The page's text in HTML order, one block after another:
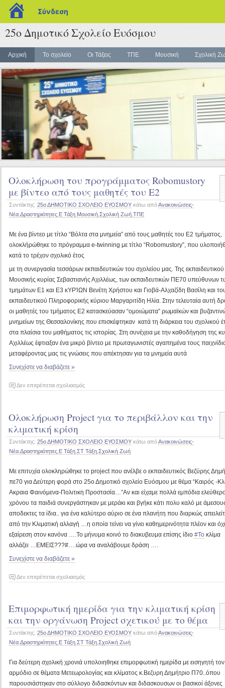
blogs.sch.gr
Σύνδεση
25ο Δημοτικό Σχολείο Ευόσμου
Αρχική Το σχολείο Οι Τάξεις ΤΠΕ Μουσική Σχολική
Ολοκλήρωση του προγράμματος Robomustory
με βίντεο από τους μαθητές του Ε2
Συντάκτης: 25ο ΔΗΜΟΤΙΚΟ ΣΧΟΛΕΙΟ ΕΥΟΣΜΟΥ κάτω απόΑνακοινώσεις-
Νέα Δραστηριότητες Ε Τάξη Μουσική Σχολική Ζωή ΤΠΕ
Με ένα βίντεο με τίτλο “Βόλτα στα μνημεία” από τους μαθητές του Ε2 τμήματος,
ολοκλήρώθηκε το πρόγραμμα e-twinning με τίτλο “Robomustory”, που
κατά το τρέχον σχολικό έτος
με τη συνεργασία τεσσάρων εκπαιδευτικών του σχολείου μας. Της εκπαιδευτικού
Μουσικής κυρίας Σεβαστιανής Αχιλλέως, των εκπαιδευτικών ΠΕ70 υπεύθυνων
τμημάτων Ε1 και Ε3 κΥΡΊΩΝ Βενέτη Χρήστου και Γιοβά-Αλχαζίδη Βασίλη και
εκπαιδευτικού Πληροφορικής κύριου Μαργαριτίδη Ηλία. Στην τελευταία αυτή
οι μαθητές του τμήματος Ε2 κατασκεύασαν “ομοιώματα” ρωμαϊκών και
μνημείων της Θεσσαλονίκης που επισκέφτηκαν κατά τη διάρκεια του σχολικού
στα πλαίσια του μαθήματος τις ιστορίας. Στη συνέχεια με την καθοδήγηση της
Αχιλλέως έφτιαξαν ένα μικρό βίντεο με πρωταγωνιστές αγαπημένα τους
μεταφέροντας μας τις γνώσεις που απέκτησαν για τα μνημεία αυτά
Συνεχίστε να διαβάζετε »
Δεν επιτρέπεται σχολιασμόςστο
Robomustory
βίντεο
από
μαθητές
του
Ε2
Ολοκλήρωση Project για το περιβάλλον και την
κλιματική κρίση
Συντάκτης: 25ο ΔΗΜΟΤΙΚΟ ΣΧΟΛΕΙΟ ΕΥΟΣΜΟΥ κάτω απόΑνακοινώσεις-
Νέα Δραστηριότητες Ε Τάξη ΣΤ Τάξη Σχολική Ζωή
Με επιτυχία ολοκληρώθηκε το project που ανέλβε ο εκπαιδευτικός Βεζύρης
πε70 για Δεύτερη φορά στο 25ο Δημοτικό σχολείο Ευόσμου με θέμα “Καιρός -
Ακραια Φαινόμενα-Πολιτικη Προστασία…”Αν και είχαμε πολλά εμπόδια
χρόνου τα παιδιά συνεργάστηκαν με μεράκι και βγήκε κάτι πολυ καλό με
αποδεκτες τα ίδια.. για ένα καλύτερο αύριο σε ένα πλανήτη που διαρκώς
από την Κλιματική αλλαγή …η οποία τείνει να γίνει καθημερινότητα πλέον και όχι
εξαίρεση στον κανόνα ….Το μήνυμα κοινό το διακυβευμα επίσης ίδιο #Το κλίμα
αλλάζει …ΕΜΕΙΣ???#….ώρα να αναλάβουμε δράση ….
Συνεχίστε να διαβάζετε »
Δεν επιτρέπεται σχολιασμόςστο
το
περιβάλλον
και
την
κρίση
Επιμορφωτική ημερίδα για την κλιματική κρίση
και την οργάνωση Project σχετικού με το θέμα
Συντάκτης: 25ο ΔΗΜΟΤΙΚΟ ΣΧΟΛΕΙΟ ΕΥΟΣΜΟΥ κάτω απόΑνακοινώσεις-
Νέα Δραστηριότητες Ε Τάξη ΣΤ Τάξη Σχολική Ζωή
Για δεύτερη σχολική χρονιά υπολοιηθηκε επιμορφωτική ημερίδα με εισηγητή τον
αρμόδιο σε θέματα Μετεωρολογίας και κλίματος κ.Βεζυρη Δημήτριο Π70..όπου
παρουσιάστηκαν στο σύλλογο διδασκόντων και διδασκουσων οι βασικοί άξονες